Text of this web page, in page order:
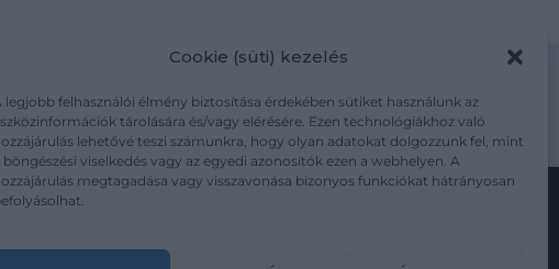
Cookie (süti) kezelés
legjobb felhasználói élmény biztosítása érdekében sütiket használunk az
tárolására és/vagy elérésére. Ezen technológiákhoz való
lehetővé teszi számunkra, hogy olyan adatokat dolgozzunk fel, mint
böngészési viselkedés vagy az egyedi azonosítók ezen a webhelyen. A
megtagadása vagy visszavonása bizonyos funkciókat hátrányosan
adatkezelesi-tajekoztato/